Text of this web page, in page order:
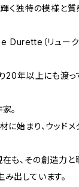
く独特の模様と質
Durette（リューク
20年以上にも渡っ
。
始まり、ウッドメ
も、その創造力と
出しています。